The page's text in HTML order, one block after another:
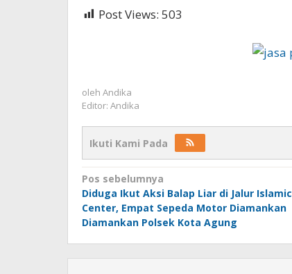
Post Views: 503
oleh Andika
Editor: Andika
Ikuti Kami Pada
Navigasi
pos
Pos sebelumnya
Diduga Ikut Aksi Balap Liar di Jalur Islamic
Center, Empat Sepeda Motor Diamankan
Diamankan Polsek Kota Agung